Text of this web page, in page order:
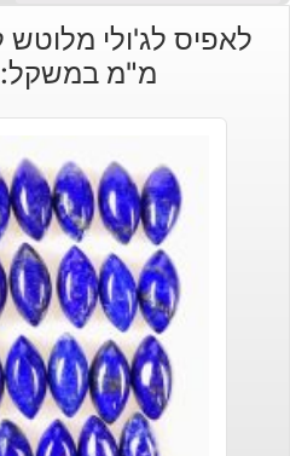
מ"מ במשקל: 2.10 קרט